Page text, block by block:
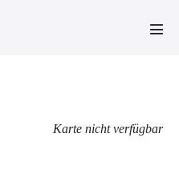
Karte nicht verfügbar